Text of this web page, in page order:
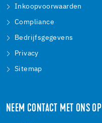
Inkoopvoorwaarden
Compliance
Bedrijfsgegevens
Privacy
Sitemap
NEEM CONTACT MET ONS OP